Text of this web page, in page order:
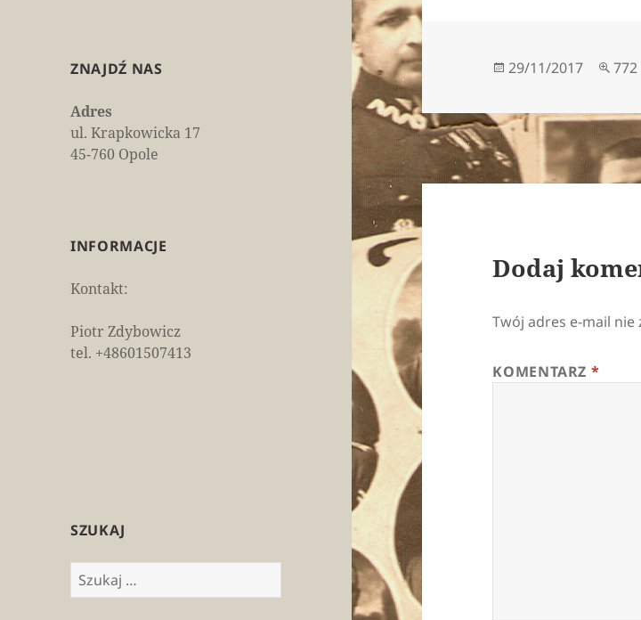
ZNAJDŹ NAS
Adres
ul. Krapkowicka 17
45-760 Opole
INFORMACJE
Kontakt:
Piotr Zdybowicz
tel. +48601507413
SZUKAJ
Szukaj:
Data
29/11/2017 772
Dodaj
Twój adres e-mail
KOMENTARZ *